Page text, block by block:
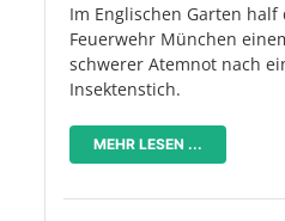
Im Englischen Garten half
Feuerwehr München
schwerer Atemnot nach
Insektenstich.
MEHR LESEN ...